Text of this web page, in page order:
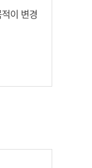
다만, 서
변경
것으로
이 변경